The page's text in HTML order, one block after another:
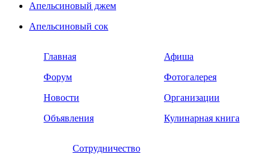
Апельсиновый джем
Апельсиновый сок
Главная
Форум
Новости
Объявления
Афиша
Фотогалерея
Организации
Кулинарная книга
Сотрудничество